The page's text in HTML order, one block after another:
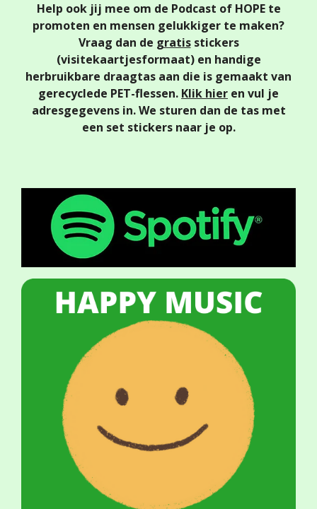
Help ook jij mee om de Podcast of HOPE te
promoten en mensen gelukkiger te maken?
Vraag dan de gratisstickers
(visitekaartjesformaat) en handige
herbruikbare draagtas aan die is gemaakt van
gerecyclede PET-flessen. Klik hier en vul je
adresgegevens in. We sturen dan de tas met
een set stickers naar je op.